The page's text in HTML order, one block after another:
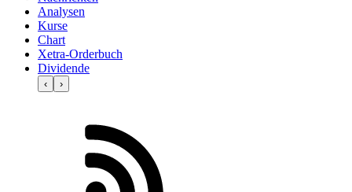
Analysen
Kurse
Chart
Xetra-Orderbuch
Dividende
‹ ›